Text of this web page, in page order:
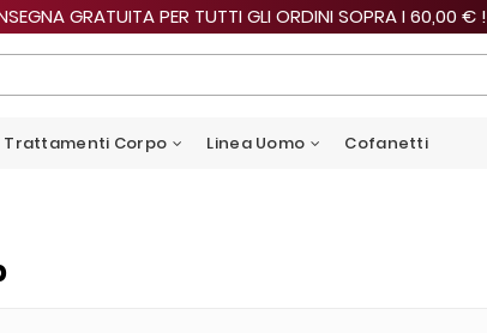
GRATUITA PER TUTTI GLI ORDINI SOPRA I 60,00 € !
Trattamenti Corpo Linea Uomo Cofanetti